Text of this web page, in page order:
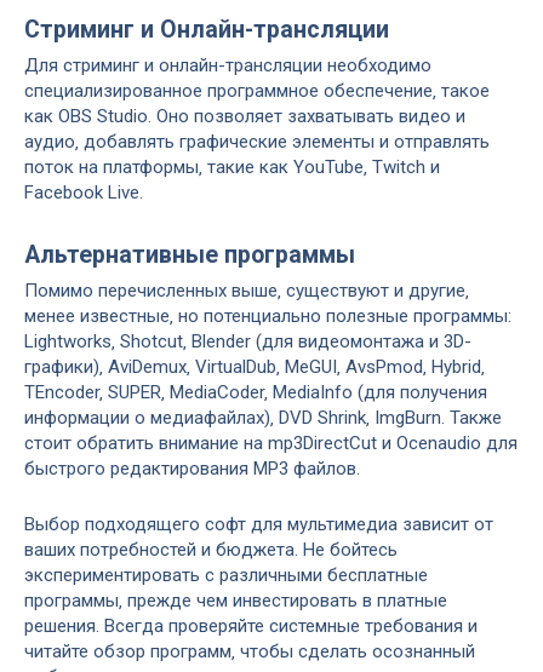
Стриминг и Онлайн-трансляции
Для стриминг и онлайн-трансляции необходимо
специализированное программное обеспечение‚ такое
как OBS Studio. Оно позволяет захватывать видео и
аудио‚ добавлять графические элементы и отправлять
поток на платформы‚ такие как YouTube‚ Twitch и
Facebook Live.
Альтернативные программы
Помимо перечисленных выше‚ существуют и другие‚
менее известные‚ но потенциально полезные программы:
Lightworks‚ Shotcut‚ Blender (для видеомонтажа и 3D-
графики)‚ AviDemux‚ VirtualDub‚ MeGUI‚ AvsPmod‚ Hybrid‚
TEncoder‚ SUPER‚ MediaCoder‚ MediaInfo (для получения
информации о медиафайлах)‚ DVD Shrink‚ ImgBurn. Также
стоит обратить внимание на mp3DirectCut и Ocenaudio для
быстрого редактирования MP3 файлов.
Выбор подходящего софт для мультимедиа зависит от
ваших потребностей и бюджета. Не бойтесь
экспериментировать с различными бесплатные
программы‚ прежде чем инвестировать в платные
решения. Всегда проверяйте системные требования и
читайте обзор программ‚ чтобы сделать осознанный